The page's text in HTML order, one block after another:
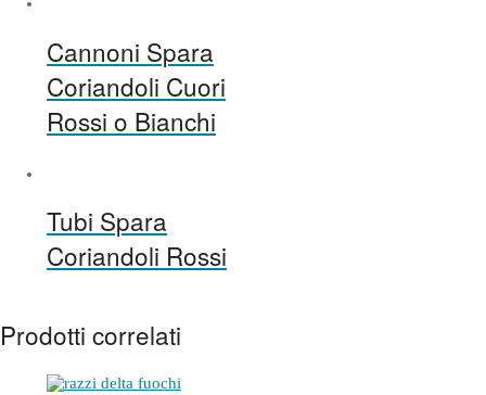
Cannoni Spara
Coriandoli Cuori
Rossi o Bianchi
Tubi Spara
Coriandoli Rossi
Prodotti correlati